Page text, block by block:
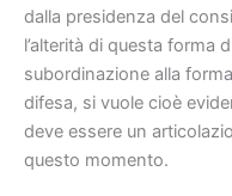
dalla presidenza del
l’alterità di questa forma
subordinazione alla
difesa, si vuole cioè
deve essere un
questo momento.